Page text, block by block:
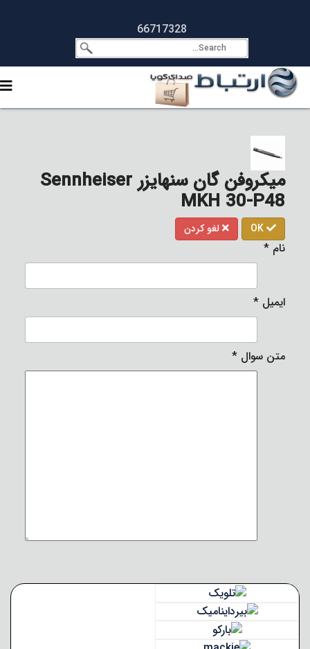
66717328
میکروفن گان سنهایزر Sennheiser
MKH 30-P48
OK لغو کردن
نام *
ایمیل *
متن سوال *